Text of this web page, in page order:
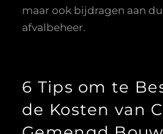
maar ook bijdragen aan
afvalbeheer.
6 Tips om te
de Kosten van